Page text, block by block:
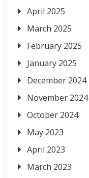
April 2025
March 2025
February 2025
January 2025
December 2024
November 2024
October 2024
May 2023
April 2023
March 2023